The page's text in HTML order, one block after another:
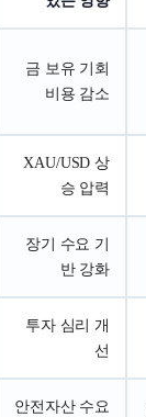
금 보유 기회
비용 감소
XAU/USD 상
승 압력
장기 수요 기
반 강화
투자 심리 개
선
안전자산 수요